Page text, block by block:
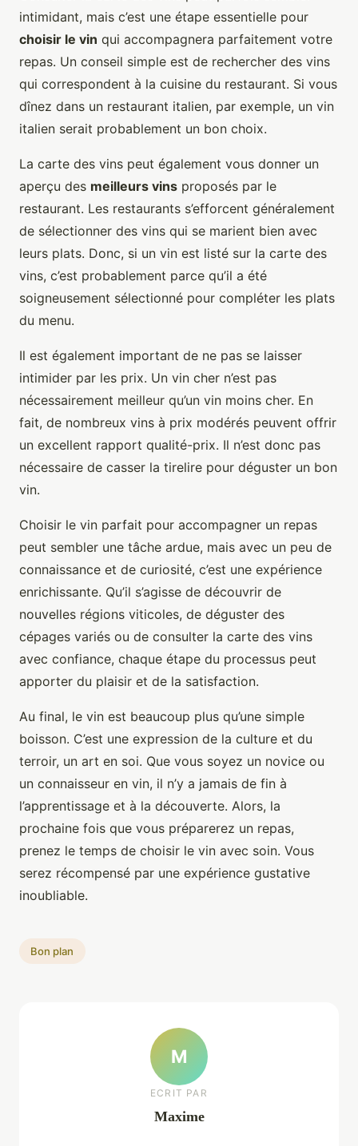
intimidant, mais c’est une étape essentielle pour
choisir le vin qui accompagnera parfaitement votre
repas. Un conseil simple est de rechercher des vins
qui correspondent à la cuisine du restaurant. Si vous
dînez dans un restaurant italien, par exemple, un vin
italien serait probablement un bon choix.
La carte des vins peut également vous donner un
aperçu des meilleurs vins proposés par le
restaurant. Les restaurants s’efforcent généralement
de sélectionner des vins qui se marient bien avec
leurs plats. Donc, si un vin est listé sur la carte des
vins, c’est probablement parce qu’il a été
soigneusement sélectionné pour compléter les plats
du menu.
Il est également important de ne pas se laisser
intimider par les prix. Un vin cher n’est pas
nécessairement meilleur qu’un vin moins cher. En
fait, de nombreux vins à prix modérés peuvent offrir
un excellent rapport qualité-prix. Il n’est donc pas
nécessaire de casser la tirelire pour déguster un bon
vin.
Choisir le vin parfait pour accompagner un repas
peut sembler une tâche ardue, mais avec un peu de
connaissance et de curiosité, c’est une expérience
enrichissante. Qu’il s’agisse de découvrir de
nouvelles régions viticoles, de déguster des
cépages variés ou de consulter la carte des vins
avec confiance, chaque étape du processus peut
apporter du plaisir et de la satisfaction.
Au final, le vin est beaucoup plus qu’une simple
boisson. C’est une expression de la culture et du
terroir, un art en soi. Que vous soyez un novice ou
un connaisseur en vin, il n’y a jamais de fin à
l’apprentissage et à la découverte. Alors, la
prochaine fois que vous préparerez un repas,
prenez le temps de choisir le vin avec soin. Vous
serez récompensé par une expérience gustative
inoubliable.
Bon plan
M
ECRIT PAR
Maxime